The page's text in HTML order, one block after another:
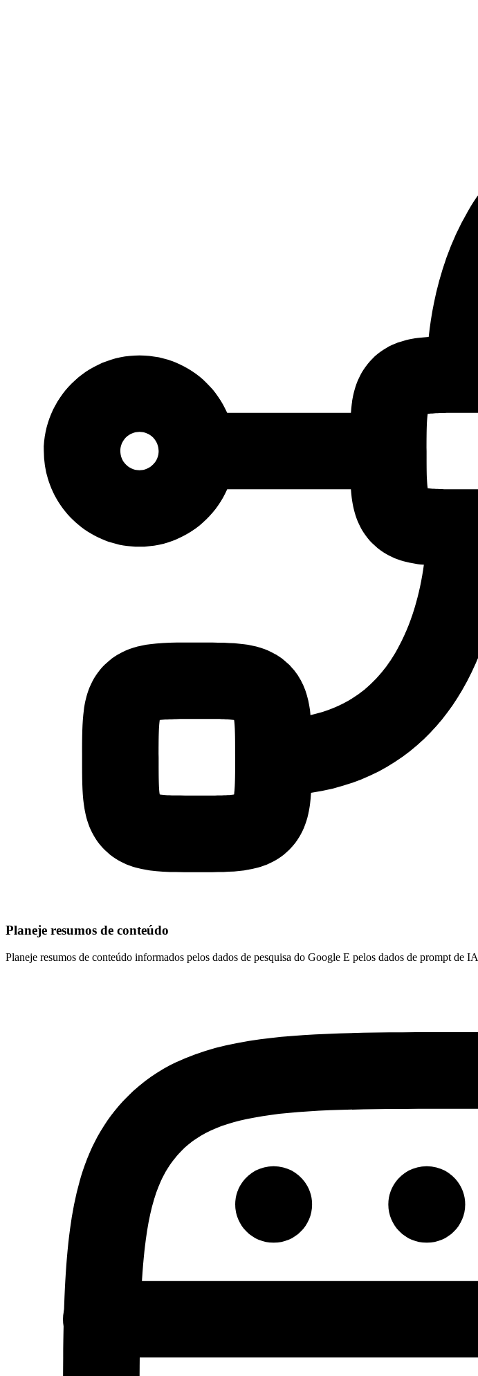
Planeje resumos de conteúdo
Planeje resumos de conteúdo informados pelos dados de pesquisa do Google E pelos dados de prompt de IA